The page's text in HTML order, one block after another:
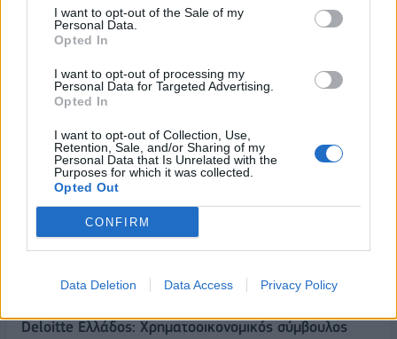
I want to opt-out of the Sale of my
Personal Data.
Opted In
I want to opt-out of processing my
Personal Data for Targeted Advertising.
Opted In
I want to opt-out of Collection, Use,
Retention, Sale, and/or Sharing of my
Personal Data that Is Unrelated with the
Purposes for which it was collected.
Opted Out
CONFIRM
Data Deletion Data Access Privacy Policy
ΡΟΗ ΕΙΔΗΣΕΩΝ
ΥΠΑΑΤ: Επιπλέον 12,5 εκατ. ευρώ στις Περιφέρειες
07/08/2026 - 17:02 ΟΙΚΟΝΟΜΙΑ
Deloitte Ελλάδος: Χρηματοοικονομικός σύμβουλος